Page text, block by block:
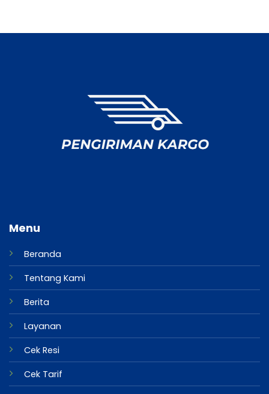
Menu
Beranda
Tentang Kami
Berita
Layanan
Cek Resi
Cek Tarif